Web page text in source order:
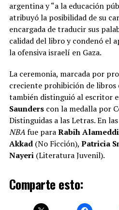
argentina y “a la educación
atribuyó la posibilidad de su
encargada de traducir sus
calidad del libro y condenó el
la ofensiva israelí en Gaza.
La ceremonia, marcada por
creciente prohibición de libros
también distinguió al escritor
Saunderscon la medalla por
Distinguidas a las Letras. En
NBAfue paraRabih
Akkad (No Ficción), Patricia
Nayeri(Literatura Juvenil).
Comparte esto: